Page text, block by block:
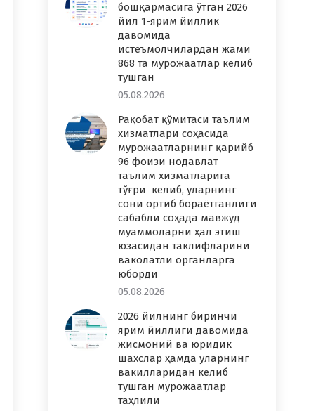
бошқармасига ўтган 2026
йил 1-ярим йиллик
давомида
истеъмолчилардан жами
868 та мурожаатлар келиб
тушган
05.08.2026
Рақобат қўмитаси таълим
хизматлари соҳасида
мурожаатларнинг қарийб
96 фоизи нодавлат
таълим хизматларига
тўғри келиб, уларнинг
сони ортиб бораётганлиги
сабабли соҳада мавжуд
муаммоларни ҳал этиш
юзасидан таклифларини
ваколатли органларга
юборди
05.08.2026
2026 йилнинг биринчи
ярим йиллиги давомида
жисмоний ва юридик
шахслар ҳамда уларнинг
вакилларидан келиб
тушган мурожаатлар
таҳлили